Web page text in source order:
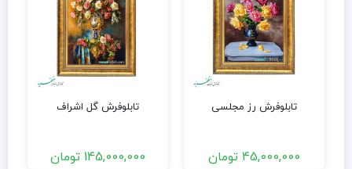
تابلوفرش رز مجلسی
45,000,000 تومان
تابلوفرش گل اشراف
145,000,000 تومان